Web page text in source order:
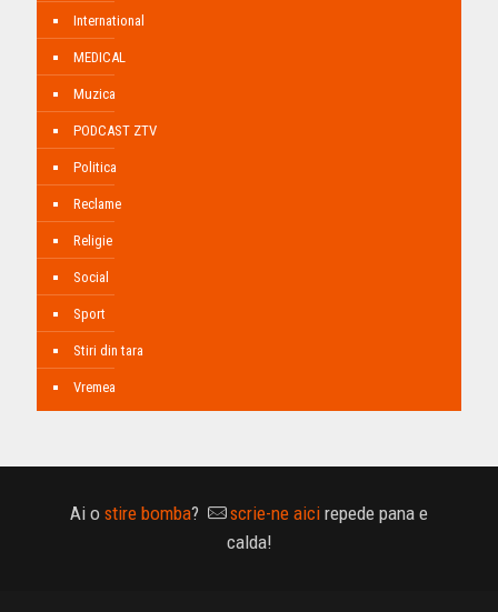
International
MEDICAL
Muzica
PODCAST ZTV
Politica
Reclame
Religie
Social
Sport
Stiri din tara
Vremea
Ai o stire bomba? scrie-ne aici repede pana e
calda!